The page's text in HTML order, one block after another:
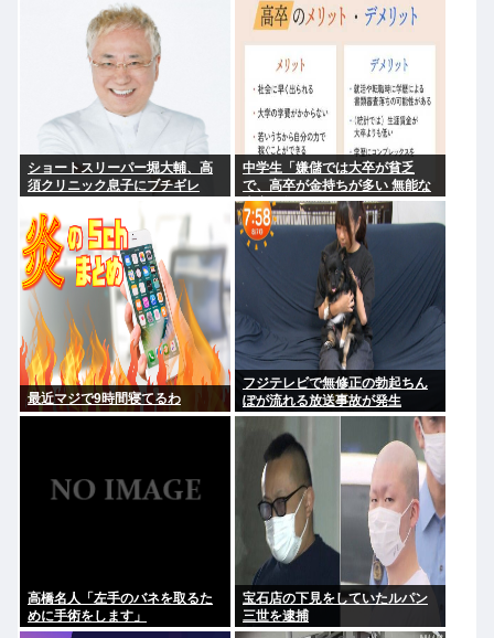
森昌子さんの孫 に使う」
ショートスリーパー堀大輔、高
須クリニック息子にブチギレ
中学生「嫌儲では大卒が貧乏
で、高卒が金持ちが多い 無能な
大卒の集まりw」エックスで一万
いいね
最近マジで9時間寝てるわ
フジテレビで無修正の勃起ちん
ぽが流れる放送事故が発生
高橋名人「左手のバネを取るた
めに手術をします」
宝石店の下見をしていたルパン
三世を逮捕